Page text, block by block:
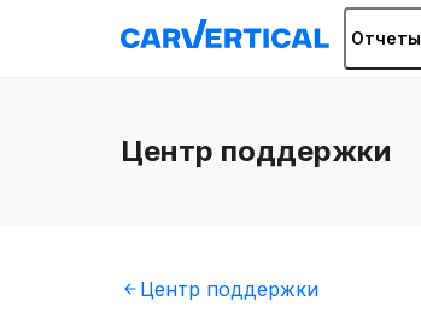
Отчеты
Центр поддержки
Центр поддержки